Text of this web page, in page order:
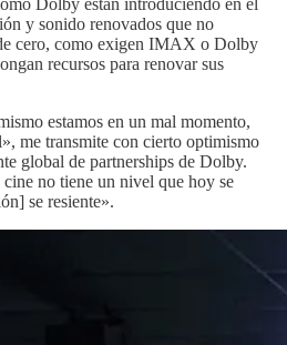
y sonido renovados que no
cero, como exigen IMAX o Dolby
recursos para renovar sus
estamos en un mal momento,
me transmite con cierto optimismo
global de partnerships de Dolby.
no tiene un nivel que hoy se
se resiente».